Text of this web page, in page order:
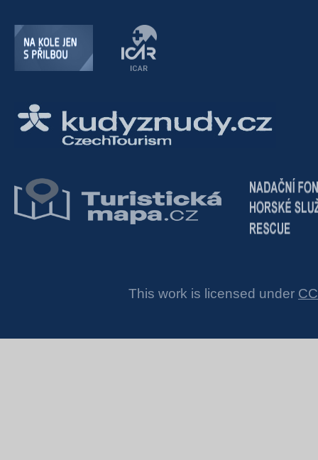
This work is licensed under